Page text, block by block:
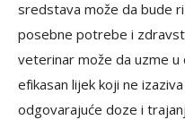
sredstava može da bude
posebne potrebe i
veterinar može da uzme u
efikasan lijek koji ne
odgovarajuće doze i